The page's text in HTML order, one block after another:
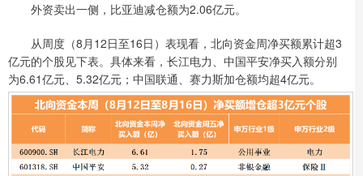
外资卖出一侧，比亚迪减仓额为2.06亿元。
从周度（8月12日至16日）表现看，北向资金周净买额累计超3
亿元的个股见下表。具体来看，长江电力、中国平安净买入额分别
为6.61亿元、5.32亿元；中国联通、赛力斯加仓额均超4亿元。